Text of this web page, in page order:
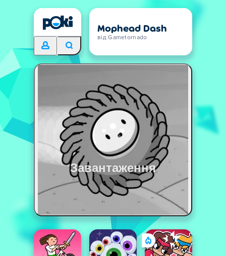
Mophead Dash
від Gametornado
Завантаження